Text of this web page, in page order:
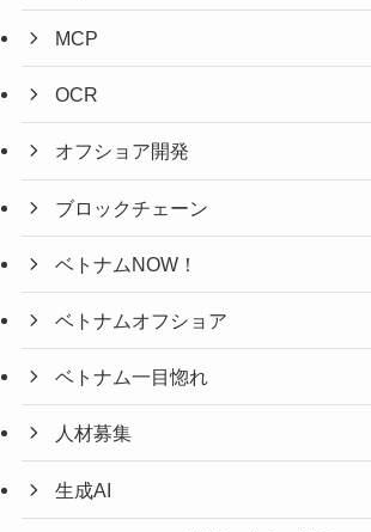
MCP
OCR
オフショア開発
ブロックチェーン
ベトナムNOW！
ベトナムオフショア
ベトナム一目惚れ
人材募集
生成AI